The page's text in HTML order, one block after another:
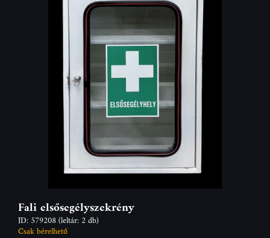
Fali elsősegélyszekrény
ID: 579208(leltár: 2 db)
Csak bérelhető